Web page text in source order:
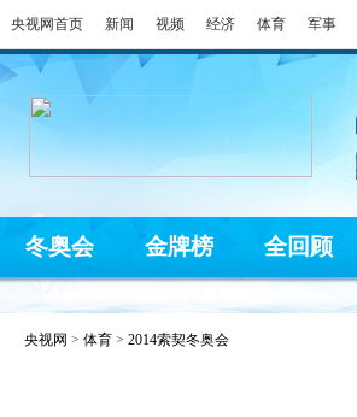
央视网首页 新闻 视频 经济 体育 军事
冬奥会 金牌榜 全回顾
央视网 > 体育 > 2014索契冬奥会